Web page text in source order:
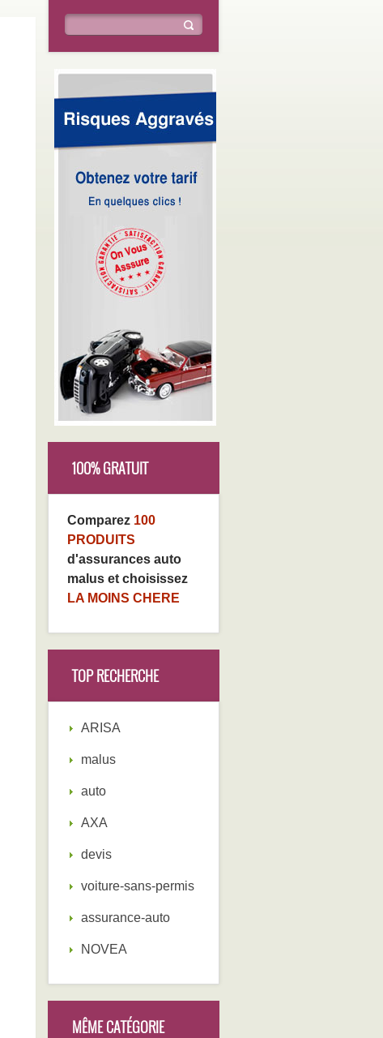
100% GRATUIT
Comparez 100
PRODUITS
d'assurances auto
malus et choisissez
LA MOINS CHERE
TOP RECHERCHE
ARISA
malus
auto
AXA
devis
voiture-sans-permis
assurance-auto
NOVEA
MÊME CATÉGORIE